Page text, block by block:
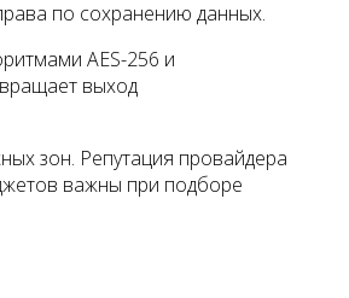
по сохранению данных.
AES-256 и
выход
зон. Репутация провайдера
важны при подборе